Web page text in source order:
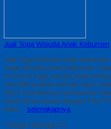
Jual Toga Wisuda Anak Kebumen
Jual Toga Wisuda Anak
Toga Wisuda Anak Kebumen
Promosi toga wisuda anak
memiliki kualitas terbaik, kami
Kami memberinya penawaran
Anak Umur Dasar dengan Fitur
Kain… selengkapnya
*Harga Hubungi CS